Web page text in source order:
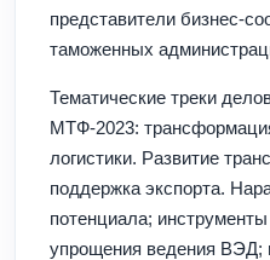
представители бизнес-
таможенных
Тематические треки
МТФ-2023:
логистики. Развитие
поддержка экспорта.
потенциала;
упрощения ведения ВЭД;